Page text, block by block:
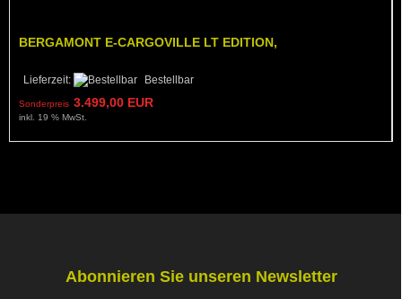
BERGAMONT E-CARGOVILLE LT EDITION,
Lieferzeit: Bestellbar
Sonderpreis 3.499,00 EUR
inkl. 19 % MwSt.
Abonnieren Sie unseren Newsletter